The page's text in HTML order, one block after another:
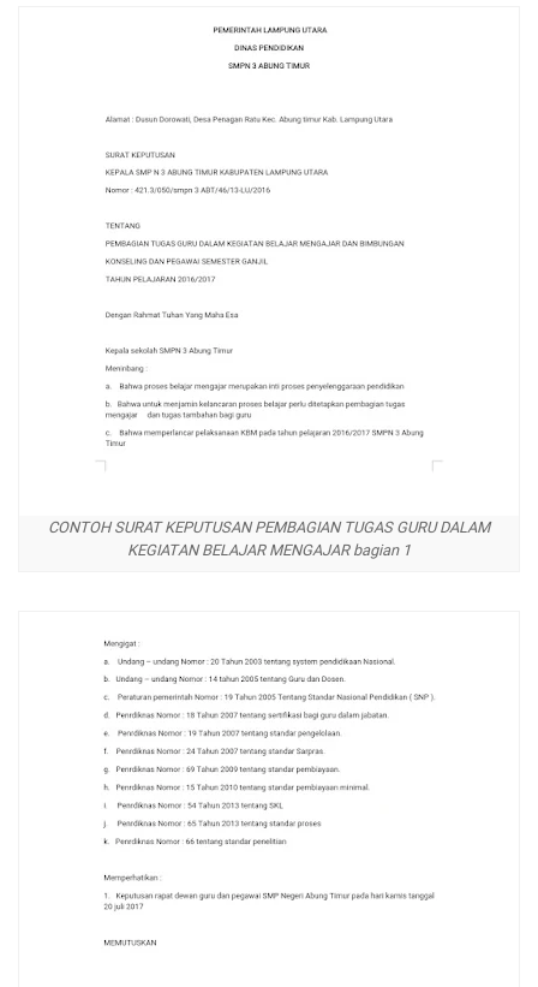
CONTOH SURAT KEPUTUSAN PEMBAGIAN TUGAS GURU DALAM
KEGIATAN BELAJAR MENGAJAR bagian 1